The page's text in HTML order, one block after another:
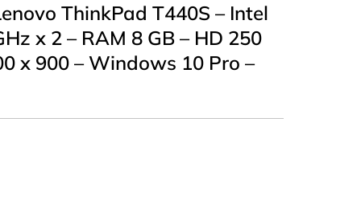
ThinkPad T440S – Intel
x 2 – RAM 8 GB – HD 250
x 900 – Windows 10 Pro –